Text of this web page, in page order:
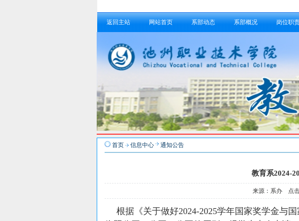
返回主站 网站首页 系部动态 系部概况 岗位职
首页 信息中心 通知公告
教育系2024-
来源：系办 点击
根据《关于做好2024-2025学年国家奖学金与